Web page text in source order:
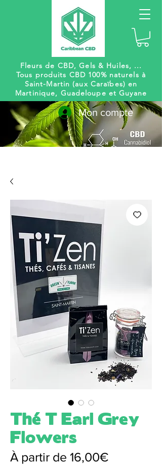
Fleurs de CBD, Gels & Huiles, ...
Tous produits CBD 100% naturels à
Saint-Martin (aux Caraïbes) en
Martinique, Guadeloupe et Guyane
Mon compte
Thé T Earl Grey
Flowers
À partir de 16,00€Prix